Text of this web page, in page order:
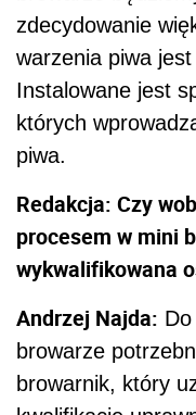
Andrzej Najda: Do
browarze
browarnik, który
kwalifikacje
charakterze.
instrukcjami
browarniczej.
znalezienie
wystarczy. Co
uwagę decydując